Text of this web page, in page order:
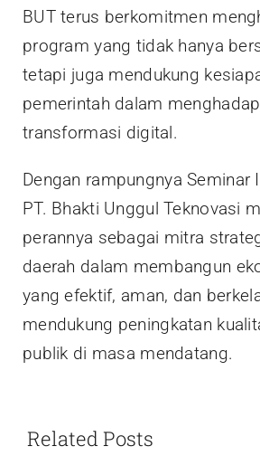
BUT terus berkomitmen
program yang tidak hanya
tetapi juga mendukung
pemerintah dalam
transformasi digital.
Dengan rampungnya Seminar
PT. Bhakti Unggul Teknovasi
perannya sebagai mitra
daerah dalam membangun
yang efektif, aman, dan
mendukung peningkatan
publik di masa mendatang.
Related Posts